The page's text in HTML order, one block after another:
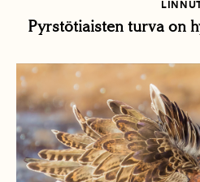
Pyrstötiaisten turva on